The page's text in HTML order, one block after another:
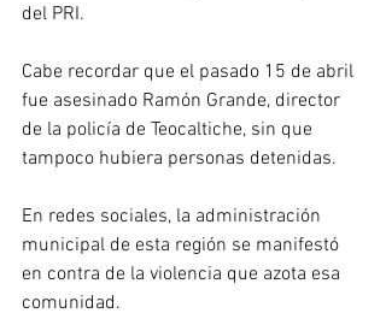
del PRI.
Cabe recordar que el pasado 15 de abril
fue asesinado Ramón Grande, director
de la policía de Teocaltiche, sin que
tampoco hubiera personas detenidas.
En redes sociales, la administración
municipal de esta región se manifestó
en contra de la violencia que azota esa
comunidad.